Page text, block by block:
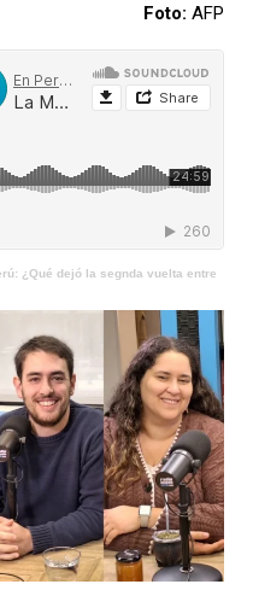
Foto: AFP
¿Qué dejó la segnda vuelta entre